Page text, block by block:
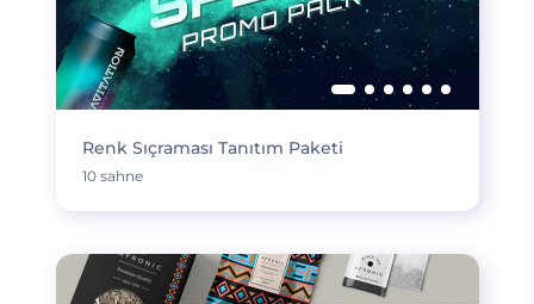
Renk Sıçraması Tanıtım Paketi
10 sahne